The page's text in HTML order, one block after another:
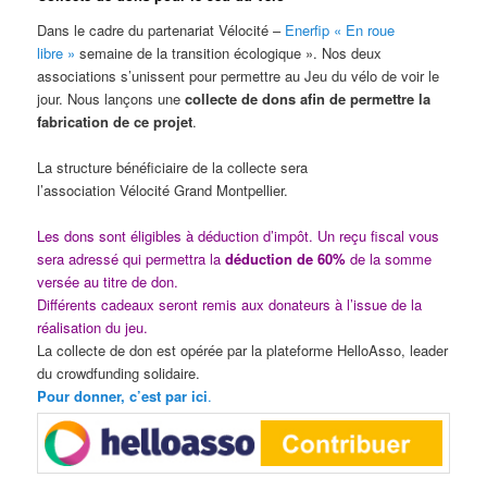
Dans le cadre du partenariat Vélocité – Enerfip « En roue
libre » semaine de la transition écologique ». Nos deux
associations s’unissent pour permettre au Jeu du vélo de voir le
jour. Nous lançons unecollecte de dons afin de permettre la
fabrication de ce projet.
La structure bénéficiaire de la collecte sera
l’association Vélocité Grand Montpellier.
Les dons sont éligibles à déduction d’impôt. Un reçu fiscal vous
sera adressé qui permettra ladéduction de 60% de la somme
versée au titre de don.
Différents cadeaux seront remis aux donateurs à l’issue de la
réalisation du jeu.
La collecte de don est opérée par la plateforme HelloAsso, leader
du crowdfunding solidaire.
Pour donner, c’est par ici.